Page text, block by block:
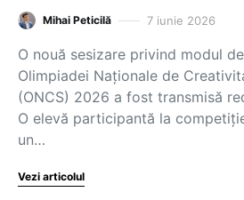
Mihai Peticilă 7 iunie 2026
O nouă sesizare privind modul
Olimpiadei Naționale de
(ONCS) 2026 a fost transmisă
O elevă participantă la
un…
Vezi articolul